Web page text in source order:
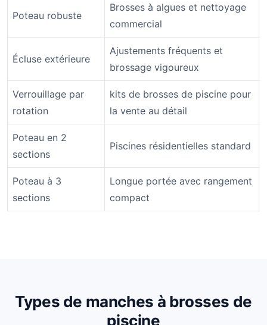
Poteau robuste
Brosses à algues et nettoyage
commercial
Écluse extérieure
Ajustements fréquents et
brossage vigoureux
Verrouillage par
rotation
kits de brosses de piscine pour
la vente au détail
Poteau en 2
sections
Piscines résidentielles standard
Poteau à 3
sections
Longue portée avec rangement
compact
Types de manches à brosses de
piscine